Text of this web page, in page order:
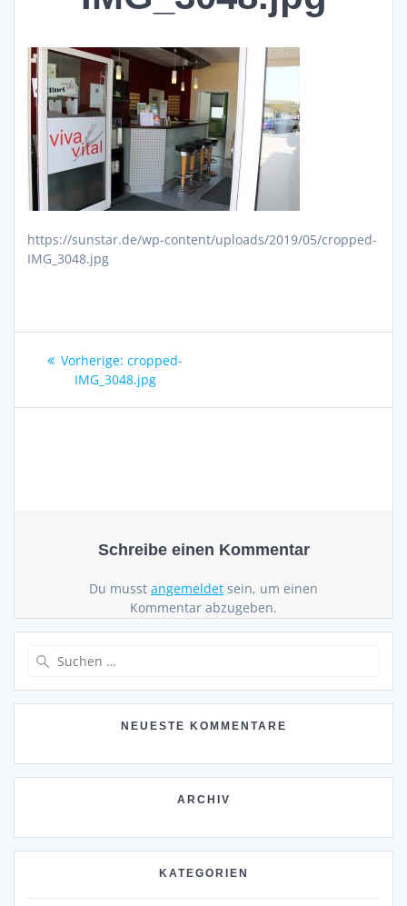
https://sunstar.de/wp-content/uploads/2019/05/cropped-
IMG_3048.jpg
Beitragsnavigation
Vorherige: Vorheriger
Beitrag:
cropped-
IMG_3048.jpg
Schreibe einen Kommentar
Du musst angemeldet sein, um einen
Kommentar abzugeben.
NEUESTE KOMMENTARE
ARCHIV
KATEGORIEN